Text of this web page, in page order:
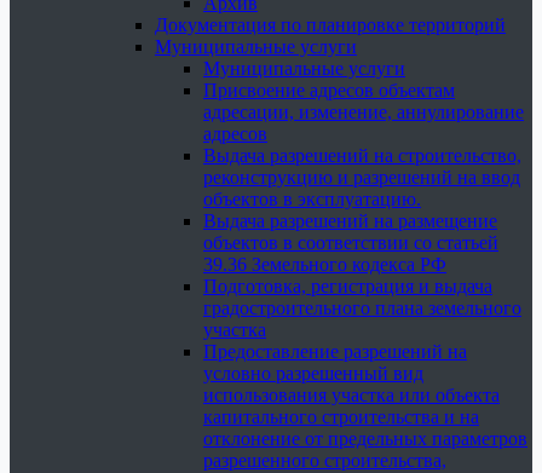
Документация по планировке территорий
Муниципальные услуги
Муниципальные услуги
Присвоение адресов объектам
адресации, изменение, аннулирование
адресов
Выдача разрешений на строительство,
реконструкцию и разрешений на ввод
объектов в эксплуатацию.
Выдача разрешений на размещение
объектов в соответствии со статьей
39.36 Земельного кодекса РФ
Подготовка, регистрация и выдача
градостроительного плана земельного
участка
Предоставление разрешений на
условно разрешенный вид
использования участка или объекта
капитального строительства и на
отклонение от предельных параметров
разрешенного строительства,